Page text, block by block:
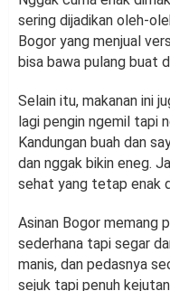
sering dijadikan oleh-
Bogor yang menjual
bisa bawa pulang buat
Selain itu, makanan ini
lagi pengin ngemil tapi
Kandungan buah dan
dan nggak bikin eneg.
sehat yang tetap enak
Asinan Bogor memang
sederhana tapi segar
manis, dan pedasnya
sejuk tapi penuh